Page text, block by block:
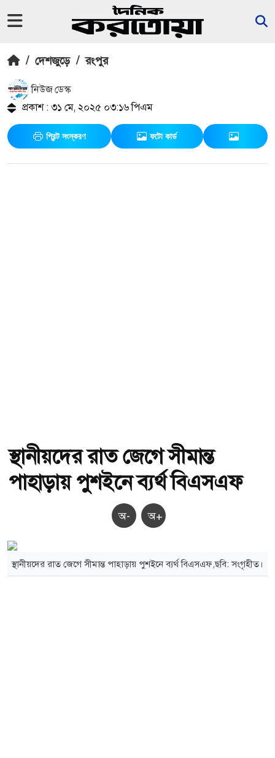
/ দেশজুড়ে / রংপুর
নিউজ ডেস্ক
প্রকাশ : ৩১ মে, ২০২৫ ০৩:১৬ পিএম
প্রিন্ট সংস্করণ ফটো কার্ড
স্থানীয়দের রাত জেগে সীমান্ত
পাহাড়ায় পুশইনে ব্যর্থ বিএসএফ
অ- অ+
স্থানীয়দের রাত জেগে সীমান্ত পাহাড়ায় পুশইনে ব্যর্থ বিএসএফ,ছবি: সংগৃহীত।